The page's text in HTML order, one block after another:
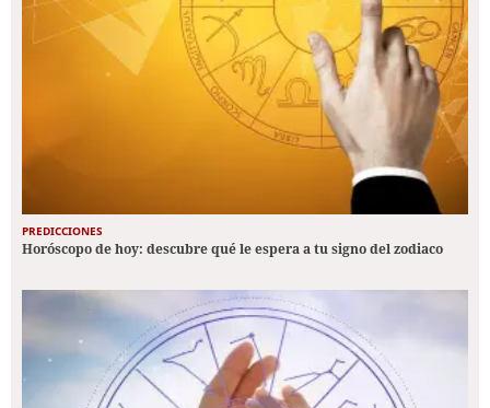
PREDICCIONES
Horóscopo de hoy: descubre qué le espera a tu signo del zodiaco